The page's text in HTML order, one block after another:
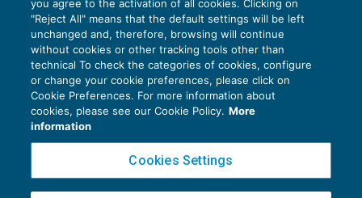
Privacy Policy
Cookie Policy
Copyright 2016 ©Gruppo Euroconference S.p.A.v2.32.4
you agree to the activation of all cookies. Clicking on
"Reject All" means that the default settings will be left
unchanged and, therefore, browsing will continue
without cookies or other tracking tools other than
technical To check the categories of cookies, configure
or change your cookie preferences, please click on
Cookie Preferences. For more information about
cookies, please see our Cookie Policy. More
information
Cookies Settings